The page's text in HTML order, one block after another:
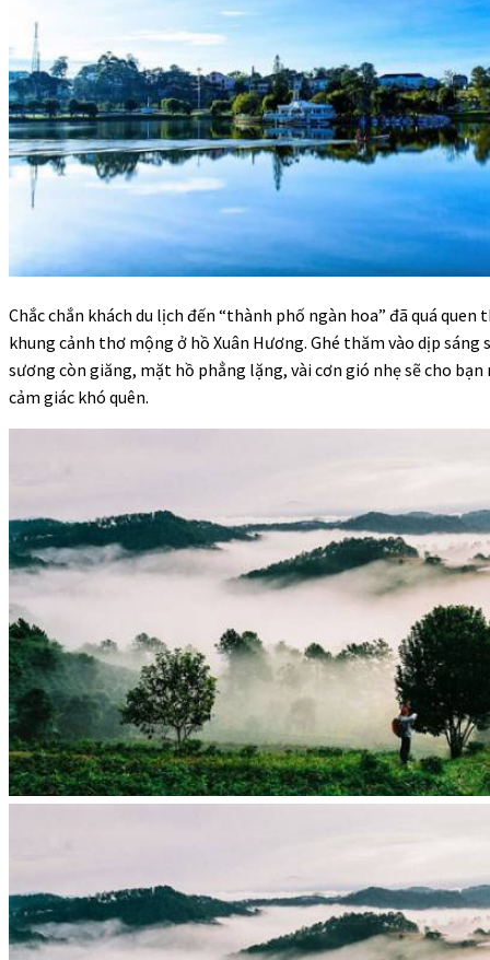
Chắc chắn khách du lịch đến “thành phố ngàn hoa” đã quá quen
khung cảnh thơ mộng ở hồ Xuân Hương. Ghé thăm vào dịp sáng
sương còn giăng, mặt hồ phẳng lặng, vài cơn gió nhẹ sẽ cho bạn
cảm giác khó quên.